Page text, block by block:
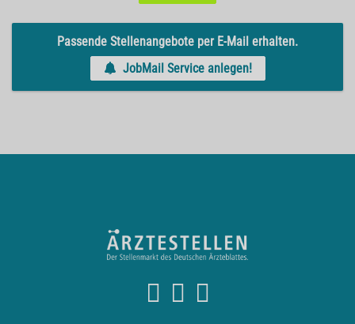
Passende Stellenangebote per E-Mail erhalten.
JobMail Service anlegen!